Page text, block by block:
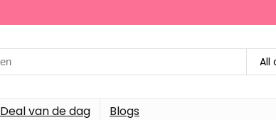
All
Deal van de dag Blogs